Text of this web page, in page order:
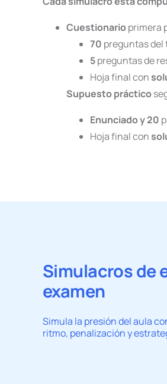
Cuestionarioprimera
70 preguntas del
5preguntas de
Hoja final con
Supuesto práctico
Enunciado y 20
Hoja final con
Simulacros de
examen
Simula la presión del aula
ritmo, penalización y